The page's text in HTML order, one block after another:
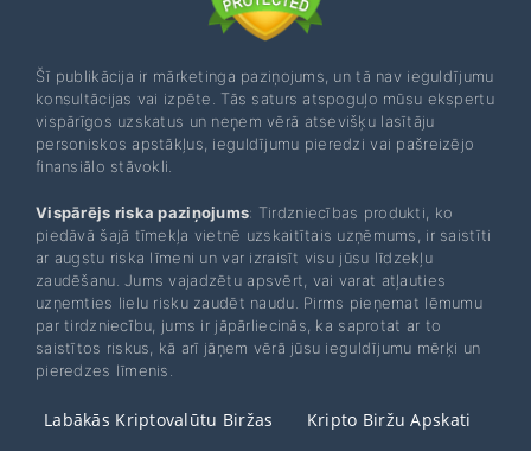
Šī publikācija ir mārketinga paziņojums, un tā nav ieguldījumu
konsultācijas vai izpēte. Tās saturs atspoguļo mūsu ekspertu
vispārīgos uzskatus un neņem vērā atsevišķu lasītāju
personiskos apstākļus, ieguldījumu pieredzi vai pašreizējo
finansiālo stāvokli.
Vispārējs riska paziņojums: Tirdzniecības produkti, ko
piedāvā šajā tīmekļa vietnē uzskaitītais uzņēmums, ir saistīti
ar augstu riska līmeni un var izraisīt visu jūsu līdzekļu
zaudēšanu. Jums vajadzētu apsvērt, vai varat atļauties
uzņemties lielu risku zaudēt naudu. Pirms pieņemat lēmumu
par tirdzniecību, jums ir jāpārliecinās, ka saprotat ar to
saistītos riskus, kā arī jāņem vērā jūsu ieguldījumu mērķi un
pieredzes līmenis.
Labākās Kriptovalūtu Biržas Kripto Biržu Apskati